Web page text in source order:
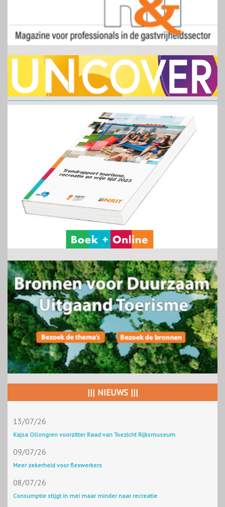
||| NIEUWS |||
13/07/26
Kajsa Ollongren voorzitter Raad van Toezicht Rijksmuseum
09/07/26
Meer zekerheid voor flexwerkers
08/07/26
Consumptie stijgt in mei maar minder naar recreatie